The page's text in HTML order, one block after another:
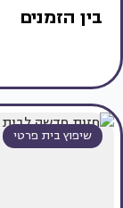
בין הזמנים
שיפוץ בית פרטי